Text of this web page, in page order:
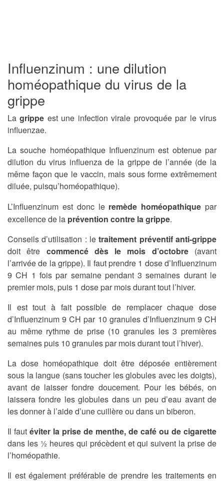
Influenzinum : une dilution
homéopathique du virus de la
grippe
Lagrippe est une infection virale provoquée par le virus
influenzae.
La souche homéopathique Influenzinum est obtenue par
dilution du virus influenza de la grippe de l’année (de la
même façon que le vaccin, mais sous forme extrêmement
diluée, puisqu’homéopathique).
L’Influenzinum est donc leremède homéopathique par
excellence de la prévention contre la grippe.
Conseils d’utilisation : letraitement préventif anti-grippe
doit être commencé dès le mois d’octobre (avant
l’arrivée de la grippe). Il faut prendre 1 dose d’Influenzinum
9 CH 1 fois par semaine pendant 3 semaines durant le
premier mois, puis 1 dose par mois durant tout l’hiver.
Il est tout à fait possible de remplacer chaque dose
d’Influenzinum 9 CH par 10 granules d’Influenzinum 9 CH
au même rythme de prise (10 granules les 3 premières
semaines puis 10 granules par mois durant tout l’hiver).
La dose homéopathique doit être déposée entièrement
sous la langue (sans toucher les globules avec les doigts),
avant de laisser fondre doucement. Pour les bébés, on
laissera fondre les globules dans un peu d’eau avant de
les donner à l’aide d’une cuillère ou dans un biberon.
Il faut éviter la prise de menthe, de café ou de cigarette
dans les ½ heures qui précèdent et qui suivent la prise de
l’homéopathie.
Il est également préférable de prendre les traitements en